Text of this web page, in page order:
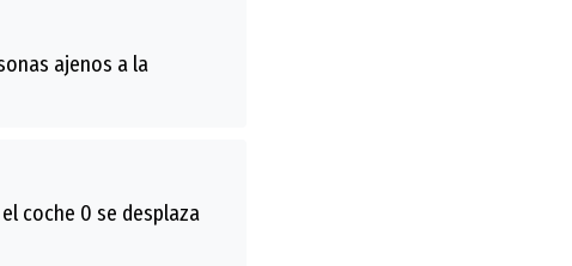
ajenos a la
coche 0 se desplaza